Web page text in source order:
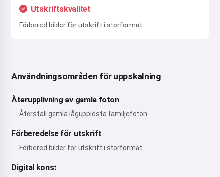
Utskriftskvalitet
Förbered bilder för utskrift i storformat
Användningsområden för uppskalning
Återupplivning av gamla foton
Återställ gamla lågupplösta familjefoton
Förberedelse för utskrift
Förbered bilder för utskrift i storformat
Digital konst